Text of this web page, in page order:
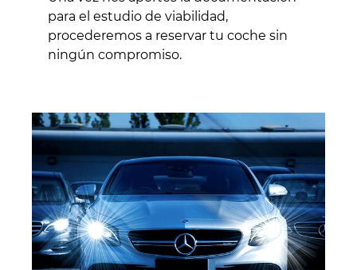
para el estudio de viabilidad,
procederemos a reservar tu coche sin
ningún compromiso.